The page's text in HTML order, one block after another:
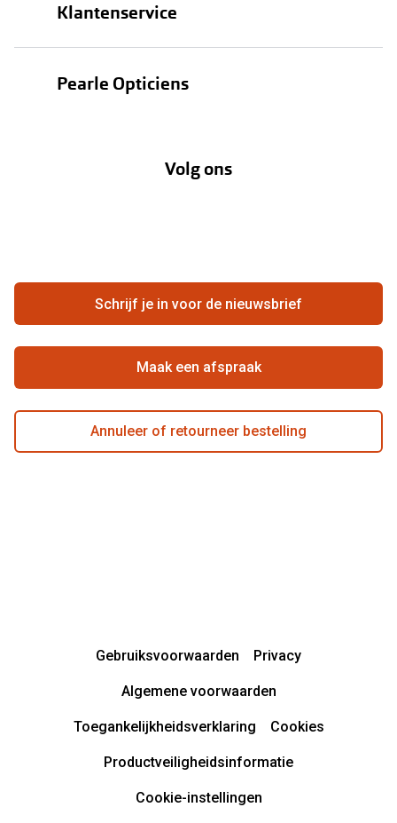
Klantenservice
Verzending
Hier de overeenkomst ontbinden
Zorgvergoeding
Pearle Opticiens
Ondernemen bij Pearle
Beste winkelketen
Actievoorwaarden
Volg ons
Schrijf je in voor de nieuwsbrief
Maak een afspraak
Annuleer of retourneer bestelling
Gebruiksvoorwaarden Privacy
Algemene voorwaarden
Toegankelijkheidsverklaring Cookies
Productveiligheidsinformatie
Cookie-instellingen